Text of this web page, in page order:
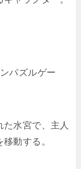
パズルゲー
水宮で、主人
動する。